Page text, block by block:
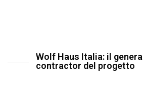
Wolf Haus Italia: il general
contractor del progetto